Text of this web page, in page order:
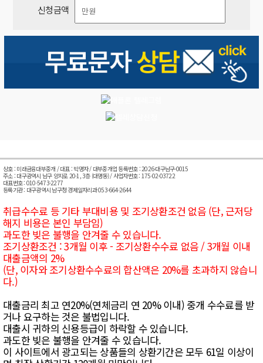
신청금액
상호 : 미래금융대부중개 / 대표 : 박명자 / 대부중개업 등록번호 : 2026-대구남구-0015
주소 : 대구광역시 남구 양지로 20-1, 3층 (대명동) / 사업자번호 : 175-02-03722
대표번호 : 010-5473-2277
등록기관 : 대구광역시 남구청 경제일자리과 053-664-2644
취급수수료 등 기타 부대비용 및 조기상환조건 없음 (단, 근저당
해지 비용은 본인 부담임)
과도한 빚은 불행을 안겨줄 수 있습니다.
조기상환조건 : 3개월 이후 - 조기상환수수료 없음 / 3개월 이내
대출금액의 2%
(단, 이자와 조기상환수수료의 합산액은 20%를 초과하지 않습니
다.)
대출금리 최고 연20%(연체금리 연 20% 이내) 중개 수수료를 받
거나 요구하는 것은 불법입니다.
대출시 귀하의 신용등급이 하락할 수 있습니다.
과도한 빚은 불행을 안겨줄 수 있습니다.
이 사이트에서 광고되는 상품들의 상환기간은 모두 61일 이상이